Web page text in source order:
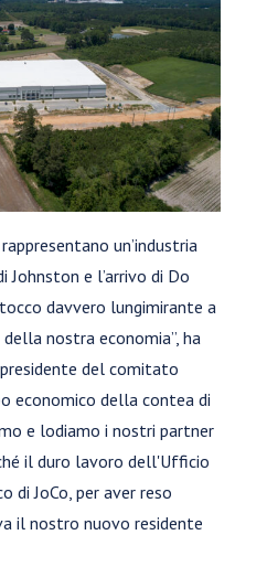
un’industria
Johnston e l’arrivo di Do
davvero lungimirante a
nostra economia”, ha
del comitato
economico della contea di
e lodiamo i nostri partner
il duro lavoro dell'Ufficio
di JoCo, per aver reso
il nostro nuovo residente